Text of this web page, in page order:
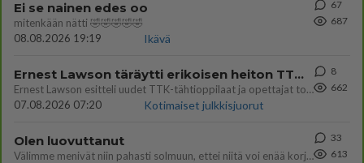
Ei se nainen edes oo
mitenkään nätti 🤣🤣🤣🤣🤣
08.08.2026 19:19
Ikävä
67
687
Ernest Lawson täräytti erikoisen heiton TTK-lehdistötilaisuudessa: " Onko tässä tarkoituksena...?"
Ernest Lawson esitteli uudet TTK-tähtioppilaat ja opettajat torstaina 6.8. lehdistölle. Tulevalla kaudella on yksi hausk
07.08.2026 07:20
Kotimaiset julkkisjuorut
8
662
Olen luovuttanut
Välimme menivät niin pahasti solmuun, ettei niitä voi enää korjata. On aika jatkaa elämässä eteenpäin. Toivon sulle kaik
33
613